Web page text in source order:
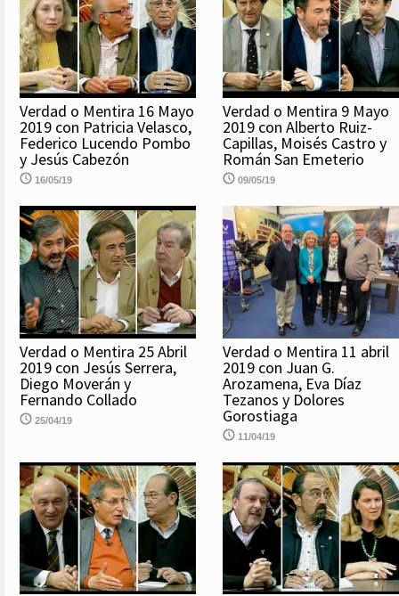
Verdad o Mentira 16 Mayo
2019 con Patricia Velasco,
Federico Lucendo Pombo
y Jesús Cabezón
16/05/19
Verdad o Mentira 9 Mayo
2019 con Alberto Ruiz-
Capillas, Moisés Castro y
Román San Emeterio
09/05/19
Verdad o Mentira 25 Abril
2019 con Jesús Serrera,
Diego Moverán y
Fernando Collado
25/04/19
Verdad o Mentira 11 abril
2019 con Juan G.
Arozamena, Eva Díaz
Tezanos y Dolores
Gorostiaga
11/04/19